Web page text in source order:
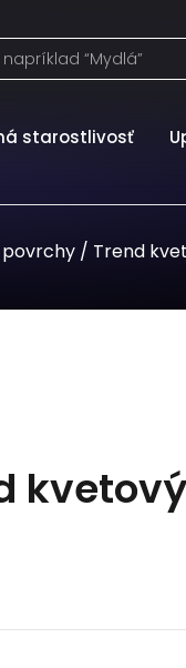
starostlivosť
/ Trend